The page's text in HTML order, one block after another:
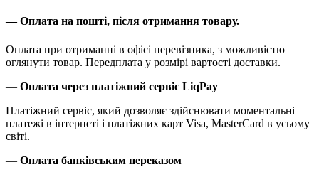
—Оплата на пошті, після отримання товару.
Оплата при отриманні в офісі перевізника, з можливістю
оглянути товар. Передплата у розмірі вартості доставки.
— Оплата через платіжний сервіс LiqPay
Платіжний сервіс, який дозволяє здійснювати моментальні
платежі в інтернеті і платіжних карт Visa, MasterCard в усьому
світі.
— Оплата банківським переказом